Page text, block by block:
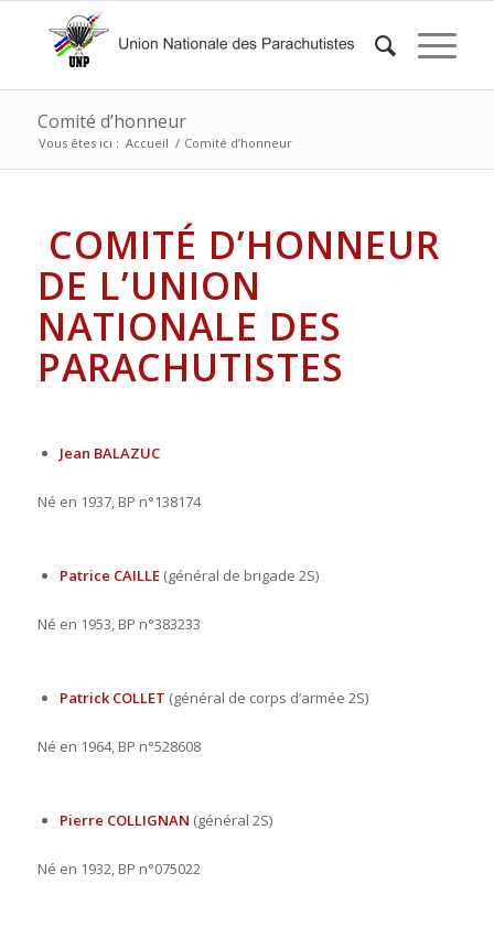
Comité d’honneur
Vous êtes ici : Accueil / Comité d’honneur
COMITÉ D’HONNEUR
DE L’UNION
NATIONALE DES
PARACHUTISTES
Jean BALAZUC
Né en 1937, BP n°138174
Patrice CAILLE(général de brigade 2S)
Né en 1953, BP n°383233
Patrick COLLET (général de corps d’armée 2S)
Né en 1964, BP n°528608
Pierre COLLIGNAN (général 2S)
Né en 1932, BP n°075022